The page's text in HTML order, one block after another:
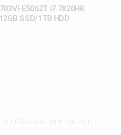
E5062T i7 7820HK
SSD/1TB HDD
i3 6006U 4GB Ram 1TB HDD